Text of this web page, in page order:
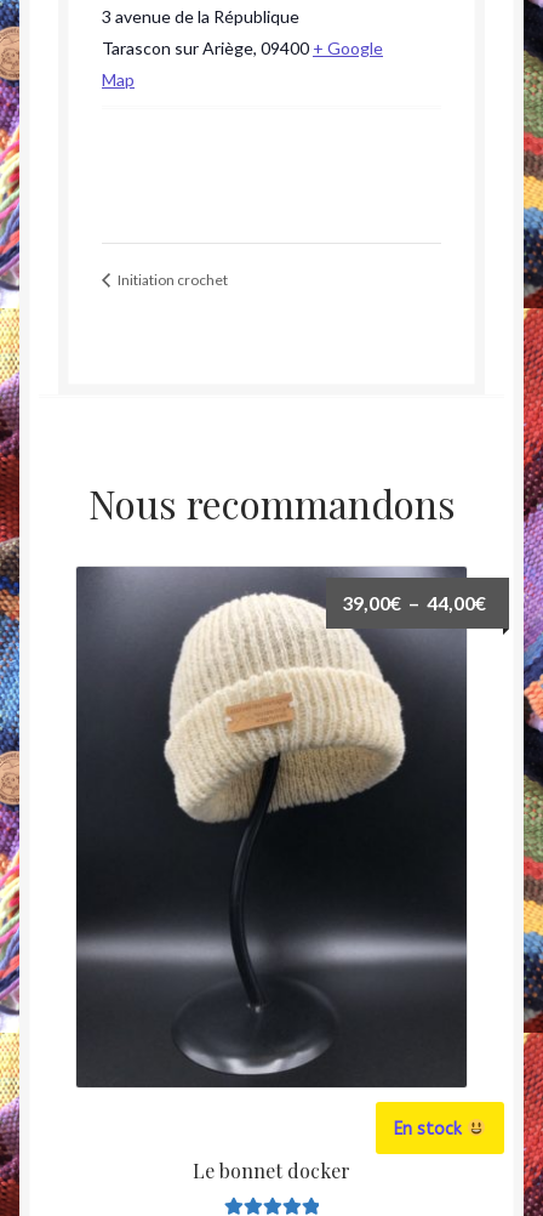
3 avenue de la République
Tarascon sur Ariège, 09400 + Google
Map
Initiation crochet
Nous recommandons
En stock
Le bonnet docker
39,00€ – 44,00€Plage
de
prix :